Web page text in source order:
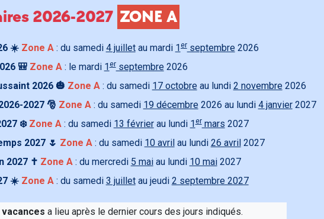
2026-2027 ZONE A
☀️ Zone A: du samedi 4 juilletau mardi 1 erseptembre 2026
🎒 Zone A: le mardi 1erseptembre 2026
2026 🎃 Zone A: du samedi 17 octobre au lundi 2 novembre 2026
2027 🎅 Zone A: du samedi 19 décembre 2026 au lundi 4 janvier2027
❄️ Zone A: du samedi 13 févrierau lundi 1ermars 2027
2027 🌷 Zone A: du samedi 10 avril au lundi 26 avril 2027
2027 ✝️ Zone A: du mercredi 5 maiau lundi 10 mai2027
☀️ Zone A: du samedi 3 juilletau jeudi 2 septembre 2027
vacances a lieu après le dernier cours des jours indiqués.